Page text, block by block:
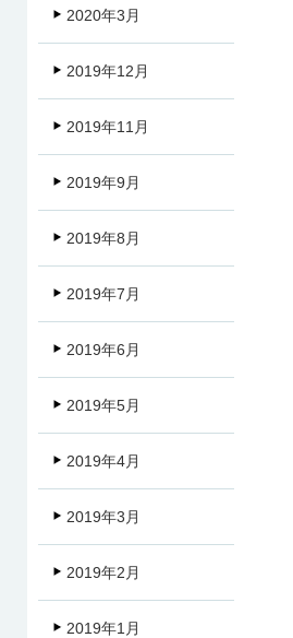
2020年3月
2019年12月
2019年11月
2019年9月
2019年8月
2019年7月
2019年6月
2019年5月
2019年4月
2019年3月
2019年2月
2019年1月